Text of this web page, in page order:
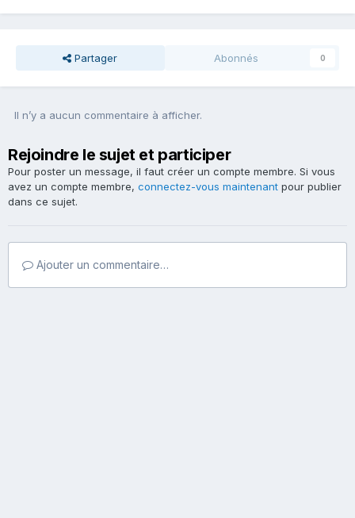
Partager Abonnés 0
Il n’y a aucun commentaire à afficher.
Rejoindre le sujet et participer
Pour poster un message, il faut créer un compte membre. Si vous
avez un compte membre, connectez-vous maintenant pour publier
dans ce sujet.
Ajouter un commentaire…